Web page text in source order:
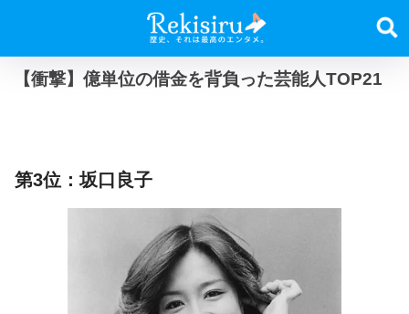
【衝撃】億単位の借金を背負った芸能人TOP21
第3位：坂口良子